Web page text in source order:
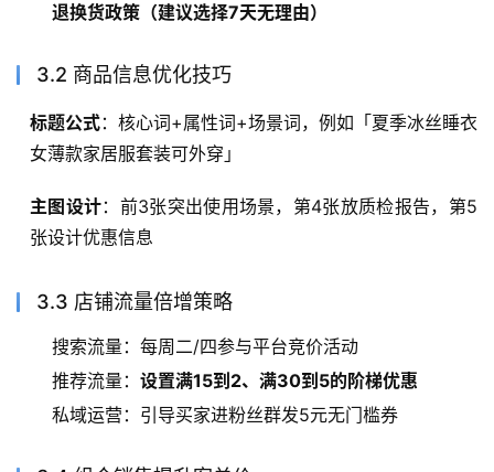
退换货政策（建议选择7天无理由）
3.2 商品信息优化技巧
标题公式：核心词+属性词+场景词，例如「夏季冰丝睡衣
女薄款家居服套装可外穿」
主图设计：前3张突出使用场景，第4张放质检报告，第5
张设计优惠信息
3.3 店铺流量倍增策略
搜索流量：每周二/四参与平台竞价活动
推荐流量： 设置满15到2、满30到5的阶梯优惠
私域运营：引导买家进粉丝群发5元无门槛券